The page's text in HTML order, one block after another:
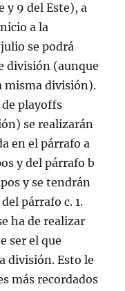
y 9 del Este), a
a la
se podrá
división (aunque
misma división).
de playoffs
se realizarán
en el párrafo a
y del párrafo b
y se tendrán
párrafo c. 1.
ha de realizar
ser el que
división. Esto le
más recordados